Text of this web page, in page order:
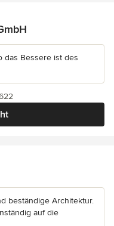
das Bessere ist des
beständige Architektur.
auf die